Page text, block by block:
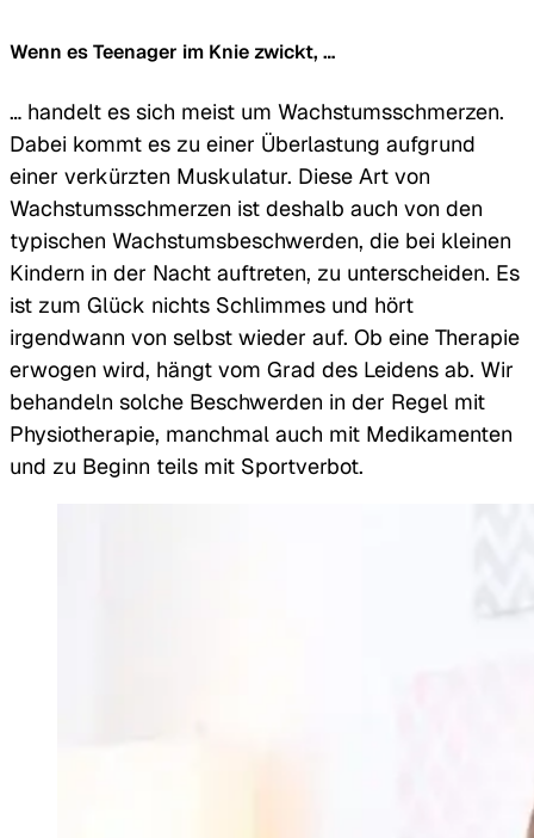
Wenn es Teenager im Knie zwickt, …
… handelt es sich meist um Wachstumsschmerzen.
Dabei kommt es zu einer Überlastung aufgrund
einer verkürzten Muskulatur. Diese Art von
Wachstumsschmerzen ist deshalb auch von den
typischen Wachstumsbeschwerden, die bei kleinen
Kindern in der Nacht auftreten, zu unterscheiden. Es
ist zum Glück nichts Schlimmes und hört
irgendwann von selbst wieder auf. Ob eine Therapie
erwogen wird, hängt vom Grad des Leidens ab. Wir
behandeln solche Beschwerden in der Regel mit
Physiotherapie, manchmal auch mit Medikamenten
und zu Beginn teils mit Sportverbot.